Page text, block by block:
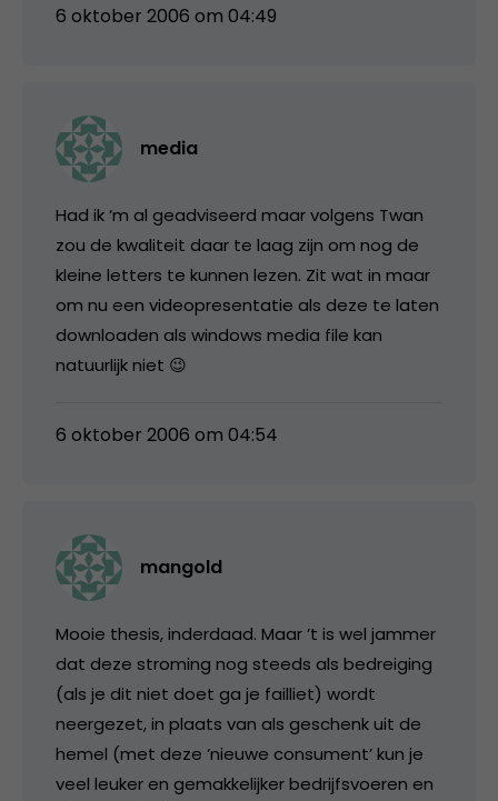
6 oktober 2006 om 04:49
media
Had ik ‘m al geadviseerd maar volgens Twan
zou de kwaliteit daar te laag zijn om nog de
kleine letters te kunnen lezen. Zit wat in maar
om nu een videopresentatie als deze te laten
downloaden als windows media file kan
natuurlijk niet 😉
6 oktober 2006 om 04:54
mangold
Mooie thesis, inderdaad. Maar ’t is wel jammer
dat deze stroming nog steeds als bedreiging
(als je dit niet doet ga je failliet) wordt
neergezet, in plaats van als geschenk uit de
hemel (met deze ‘nieuwe consument’ kun je
veel leuker en gemakkelijker bedrijfsvoeren en